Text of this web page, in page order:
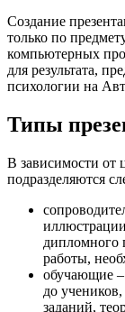
Создание
только по
компьютерных
для результата,
психологии на
Типы
В зависимости от
подразделяются
дипломного
работы,
обучающие
до
заданий,